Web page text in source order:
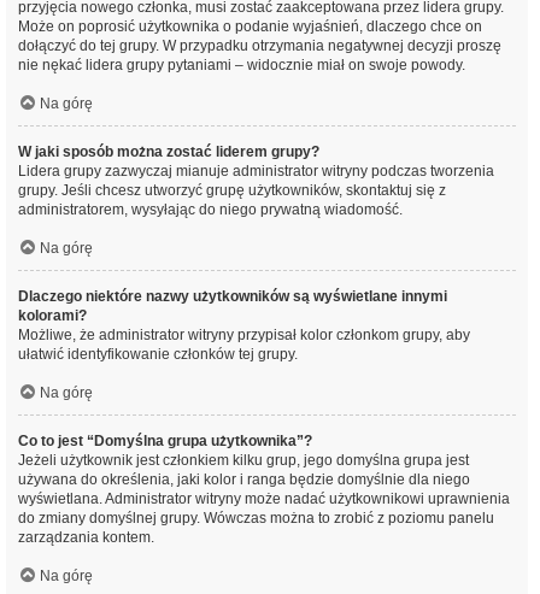
przyjęcia nowego członka, musi zostać zaakceptowana przez lidera grupy.
Może on poprosić użytkownika o podanie wyjaśnień, dlaczego chce on
dołączyć do tej grupy. W przypadku otrzymania negatywnej decyzji proszę
nie nękać lidera grupy pytaniami – widocznie miał on swoje powody.
Na górę
W jaki sposób można zostać liderem grupy?
Lidera grupy zazwyczaj mianuje administrator witryny podczas tworzenia
grupy. Jeśli chcesz utworzyć grupę użytkowników, skontaktuj się z
administratorem, wysyłając do niego prywatną wiadomość.
Na górę
Dlaczego niektóre nazwy użytkowników są wyświetlane innymi
kolorami?
Możliwe, że administrator witryny przypisał kolor członkom grupy, aby
ułatwić identyfikowanie członków tej grupy.
Na górę
Co to jest “Domyślna grupa użytkownika”?
Jeżeli użytkownik jest członkiem kilku grup, jego domyślna grupa jest
używana do określenia, jaki kolor i ranga będzie domyślnie dla niego
wyświetlana. Administrator witryny może nadać użytkownikowi uprawnienia
do zmiany domyślnej grupy. Wówczas można to zrobić z poziomu panelu
zarządzania kontem.
Na górę